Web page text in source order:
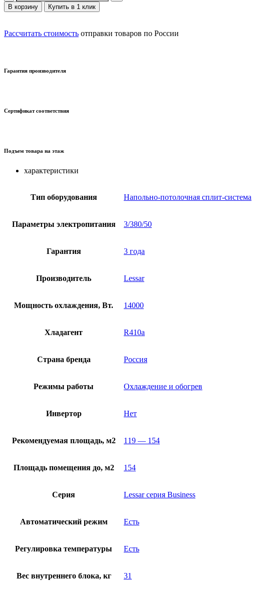
В корзину Купить в 1 клик
Рассчитать стоимость отправки товаров по России
Гарантия производителя
Сертификат соответствия
Подъем товара на этаж
характеристики
Тип оборудования Напольно-потолочная сплит-система
Параметры электропитания 3/380/50
Гарантия 3 года
Производитель Lessar
Мощность охлаждения, Вт. 14000
Хладагент R410a
Страна бренда Россия
Режимы работы Охлаждение и обогрев
Инвертор Нет
Рекомендуемая площадь, м2 119 — 154
Площадь помещения до, м2 154
Серия Lessar серия Business
Автоматический режим Есть
Регулировка температуры Есть
Вес внутреннего блока, кг 31